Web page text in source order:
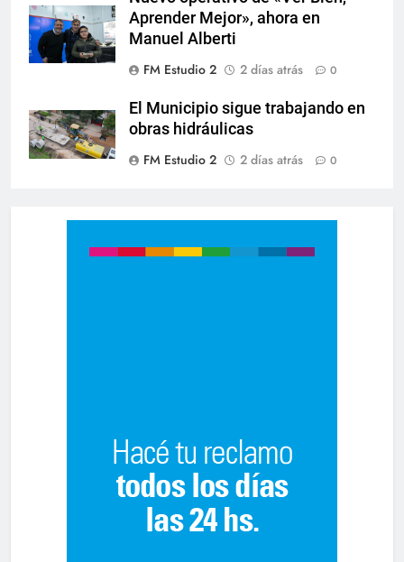
Aprender Mejor», ahora en
Manuel Alberti
FM Estudio 2
2 días atrás 0
El Municipio sigue trabajando en
obras hidráulicas
FM Estudio 2
2 días atrás 0